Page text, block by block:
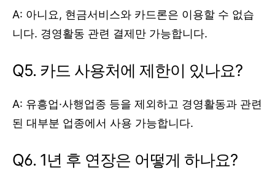
A: 아니요, 현금서비스와 카드론은 이용할 수 없습
니다. 경영활동 관련 결제만 가능합니다.
Q5. 카드 사용처에 제한이 있나요?
A: 유흥업·사행업종 등을 제외하고 경영활동과 관련
된 대부분 업종에서 사용 가능합니다.
Q6. 1년 후 연장은 어떻게 하나요?